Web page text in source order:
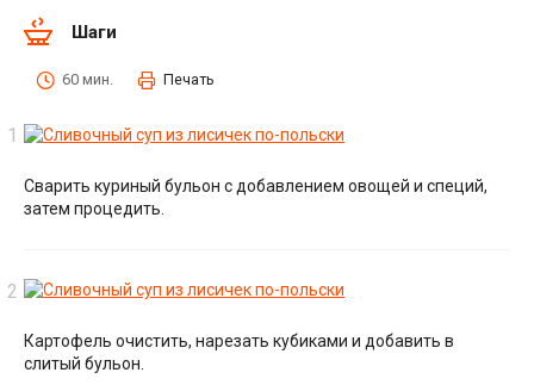
Шаги
60 мин. Печать
Сварить куриный бульон с добавлением овощей и специй,
затем процедить.
Картофель очистить, нарезать кубиками и добавить в
слитый бульон.